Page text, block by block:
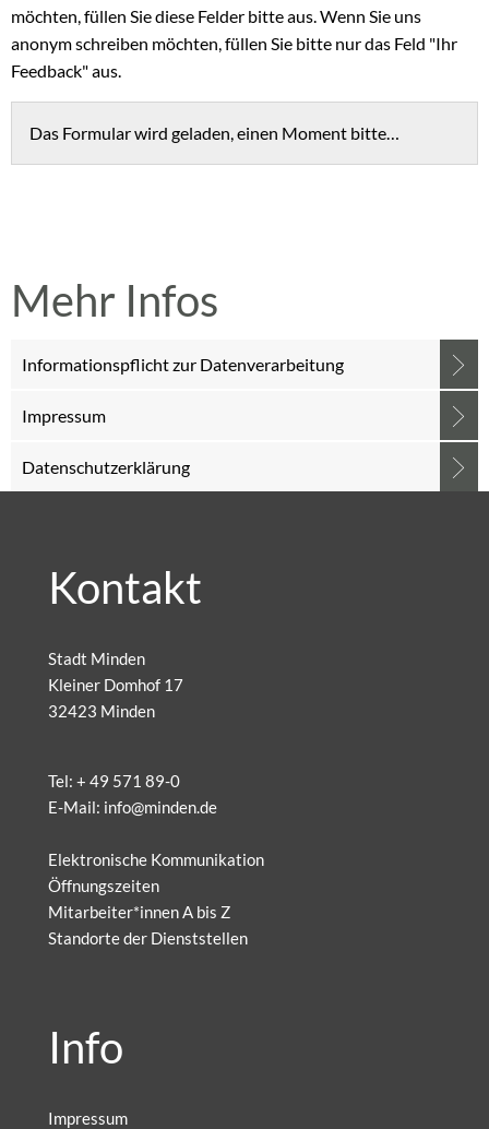
möchten, füllen Sie diese Felder bitte aus. Wenn Sie uns
anonym schreiben möchten, füllen Sie bitte nur das Feld "Ihr
Feedback" aus.
Das Formular wird geladen, einen Moment bitte…
Mehr Infos
Informationspflicht zur Datenverarbeitung
Impressum
Datenschutzerklärung
Kontakt
Stadt Minden
Kleiner Domhof 17
32423 Minden
Tel: + 49 571 89-0
E-Mail: info@minden.de
Elektronische Kommunikation
Öffnungszeiten
Mitarbeiter*innen A bis Z
Standorte der Dienststellen
Info
Impressum